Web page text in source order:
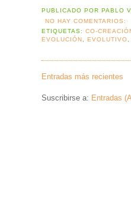
PUBLICADO POR PABLO
NO HAY COMENTARIOS:
ETIQUETAS:CO-
EVOLUCIÓN , EVOLUTIVO,
Entradas más recientes
Suscribirse a: Entradas